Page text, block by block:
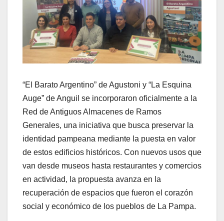
“El Barato Argentino” de Agustoni y “La Esquina
Auge” de Anguil se incorporaron oficialmente a la
Red de Antiguos Almacenes de Ramos
Generales, una iniciativa que busca preservar la
identidad pampeana mediante la puesta en valor
de estos edificios históricos. Con nuevos usos que
van desde museos hasta restaurantes y comercios
en actividad, la propuesta avanza en la
recuperación de espacios que fueron el corazón
social y económico de los pueblos de La Pampa.